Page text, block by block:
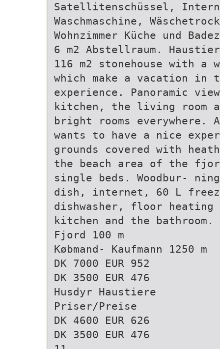
Satellitenschüssel,
Waschmaschine,
Wohnzimmer Küche und
6 m2 Abstellraum.
116 m2 stonehouse with
which make a vacation in
experience. Panoramic
kitchen, the living room
bright rooms everywhere.
wants to have a nice
grounds covered with
the beach area of the
single beds. Woodbur-
dish, internet, 60 L
dishwasher, floor
kitchen and the
Fjord 100 m
Købmand- Kaufmann 1250 m
DK 7000 EUR 952
DK 3500 EUR 476
Husdyr Haustiere
Priser/Preise
DK 4600 EUR 626
DK 3500 EUR 476